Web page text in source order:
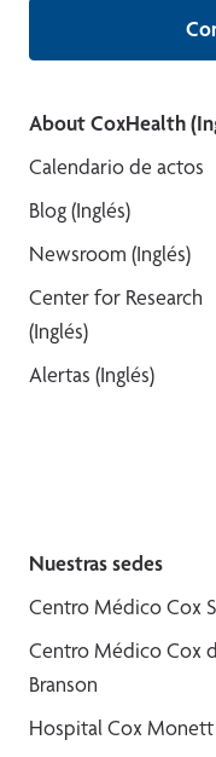
About CoxHealth
Calendario de actos
Blog (Inglés)
Newsroom (Inglés)
Center for Research
(Inglés)
Alertas (Inglés)
Nuestras sedes
Centro Médico Cox
Centro Médico Cox
Branson
Hospital Cox Monett